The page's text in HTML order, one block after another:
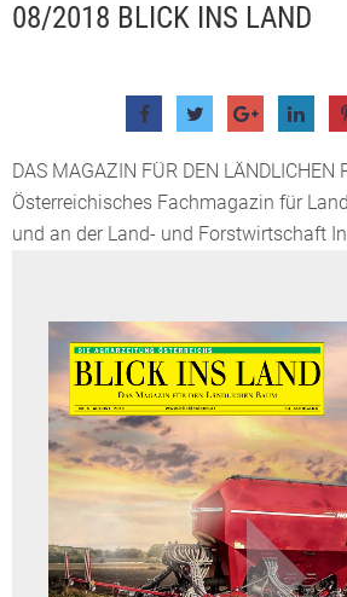
08/2018 BLICK INS LAND
DAS MAGAZIN FÜR DEN LÄNDLICHEN
Österreichisches Fachmagazin für
und an der Land- und Forstwirtschaft